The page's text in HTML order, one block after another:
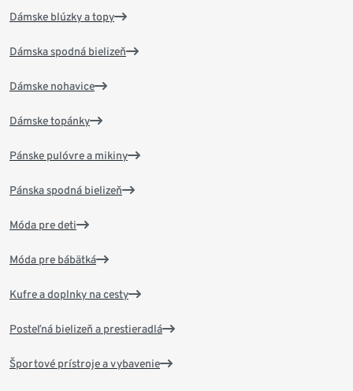
Dámske blúzky a topy
Dámska spodná bielizeň
Dámske nohavice
Dámske topánky
Pánske pulóvre a mikiny
Pánska spodná bielizeň
Móda pre deti
Móda pre bábätká
Kufre a doplnky na cesty
Posteľná bielizeň a prestieradlá
Športové prístroje a vybavenie